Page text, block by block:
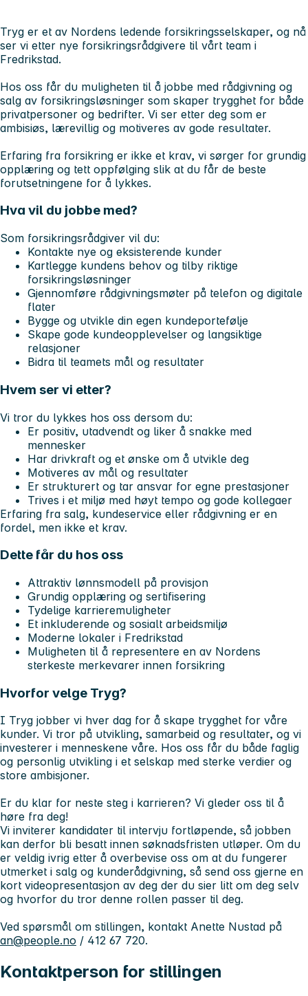
Tryg er et av Nordens ledende forsikringsselskaper, og nå
ser vi etter nye forsikringsrådgivere til vårt team i
Fredrikstad.
Hos oss får du muligheten til å jobbe med rådgivning og
salg av forsikringsløsninger som skaper trygghet for både
privatpersoner og bedrifter. Vi ser etter deg som er
ambisiøs, lærevillig og motiveres av gode resultater.
Erfaring fra forsikring er ikke et krav, vi sørger for grundig
opplæring og tett oppfølging slik at du får de beste
forutsetningene for å lykkes.
Hva vil du jobbe med?
Som forsikringsrådgiver vil du:
Kontakte nye og eksisterende kunder
Kartlegge kundens behov og tilby riktige
forsikringsløsninger
Gjennomføre rådgivningsmøter på telefon og digitale
flater
Bygge og utvikle din egen kundeportefølje
Skape gode kundeopplevelser og langsiktige
relasjoner
Bidra til teamets mål og resultater
Hvem ser vi etter?
Vi tror du lykkes hos oss dersom du:
Er positiv, utadvendt og liker å snakke med
mennesker
Har drivkraft og et ønske om å utvikle deg
Motiveres av mål og resultater
Er strukturert og tar ansvar for egne prestasjoner
Trives i et miljø med høyt tempo og gode kollegaer
Erfaring fra salg, kundeservice eller rådgivning er en
fordel, men ikke et krav.
Dette får du hos oss
Attraktiv lønnsmodell på provisjon
Grundig opplæring og sertifisering
Tydelige karrieremuligheter
Et inkluderende og sosialt arbeidsmiljø
Moderne lokaler i Fredrikstad
Muligheten til å representere en av Nordens
sterkeste merkevarer innen forsikring
Hvorfor velge Tryg?
I Tryg jobber vi hver dag for å skape trygghet for våre
kunder. Vi tror på utvikling, samarbeid og resultater, og vi
investerer i menneskene våre. Hos oss får du både faglig
og personlig utvikling i et selskap med sterke verdier og
store ambisjoner.
Er du klar for neste steg i karrieren? Vi gleder oss til å
høre fra deg!
Vi inviterer kandidater til intervju fortløpende, så jobben
kan derfor bli besatt innen søknadsfristen utløper. Om du
er veldig ivrig etter å overbevise oss om at du fungerer
utmerket i salg og kunderådgivning, så send oss gjerne en
kort videopresentasjon av deg der du sier litt om deg selv
og hvorfor du tror denne rollen passer til deg.
Ved spørsmål om stillingen, kontakt Anette Nustad på
an@people.no / 412 67 720.
Kontaktperson for stillingen